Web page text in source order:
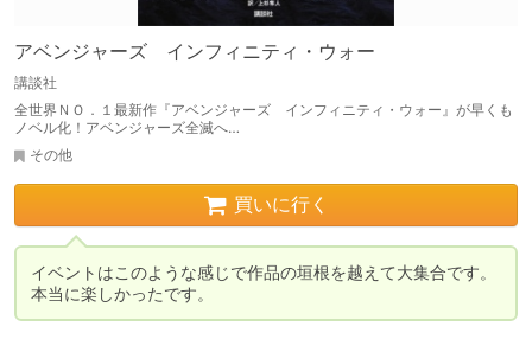
アベンジャーズ インフィニティ・ウォー
講談社
全世界ＮＯ．１最新作『アベンジャーズ インフィニティ・ウォー』が早くも
ノベル化！アベンジャーズ全滅へ…
その他
買いに行く
イベントはこのような感じで作品の垣根を越えて大集合です。
本当に楽しかったです。